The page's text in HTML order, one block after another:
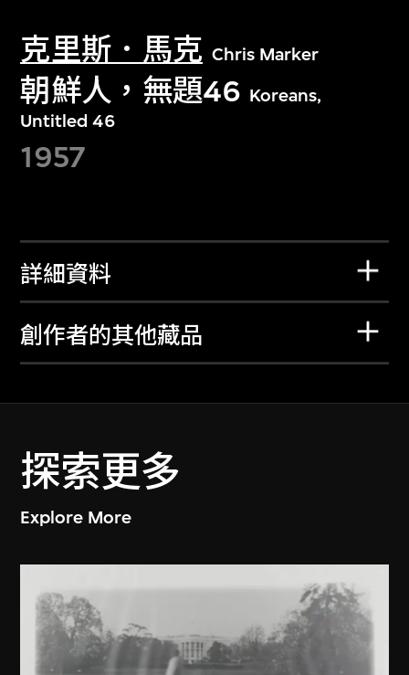
克里斯．馬克 Chris Marker
朝鮮人，無題46 Koreans,
Untitled 46
1957
詳細資料
創作者的其他藏品
探索更多
Explore More